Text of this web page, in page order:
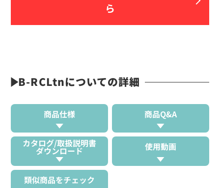
ら
B-RCLtnについての詳細
商品仕様 商品Q&A
カタログ/取扱説明書
ダウンロード 使用動画
類似商品をチェック